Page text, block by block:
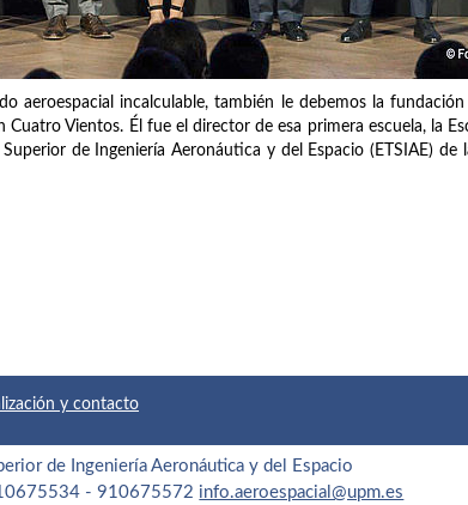
aeroespacial incalculable, también le debemos la
Vientos. Él fue el director de esa primera escuela, la
de Ingeniería Aeronáutica y del Espacio (ETSIAE)
y contacto
de Ingeniería Aeronáutica y del Espacio
- 910675572 info.aeroespacial@upm.es